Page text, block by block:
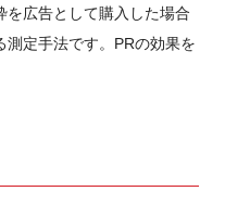
を広告として購入した場合
定手法です。PRの効果を